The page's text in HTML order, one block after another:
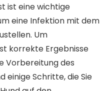
ist eine wichtige
eine Infektion mit dem
Um
korrekte Ergebnisse
Vorbereitung des
einige Schritte, die Sie